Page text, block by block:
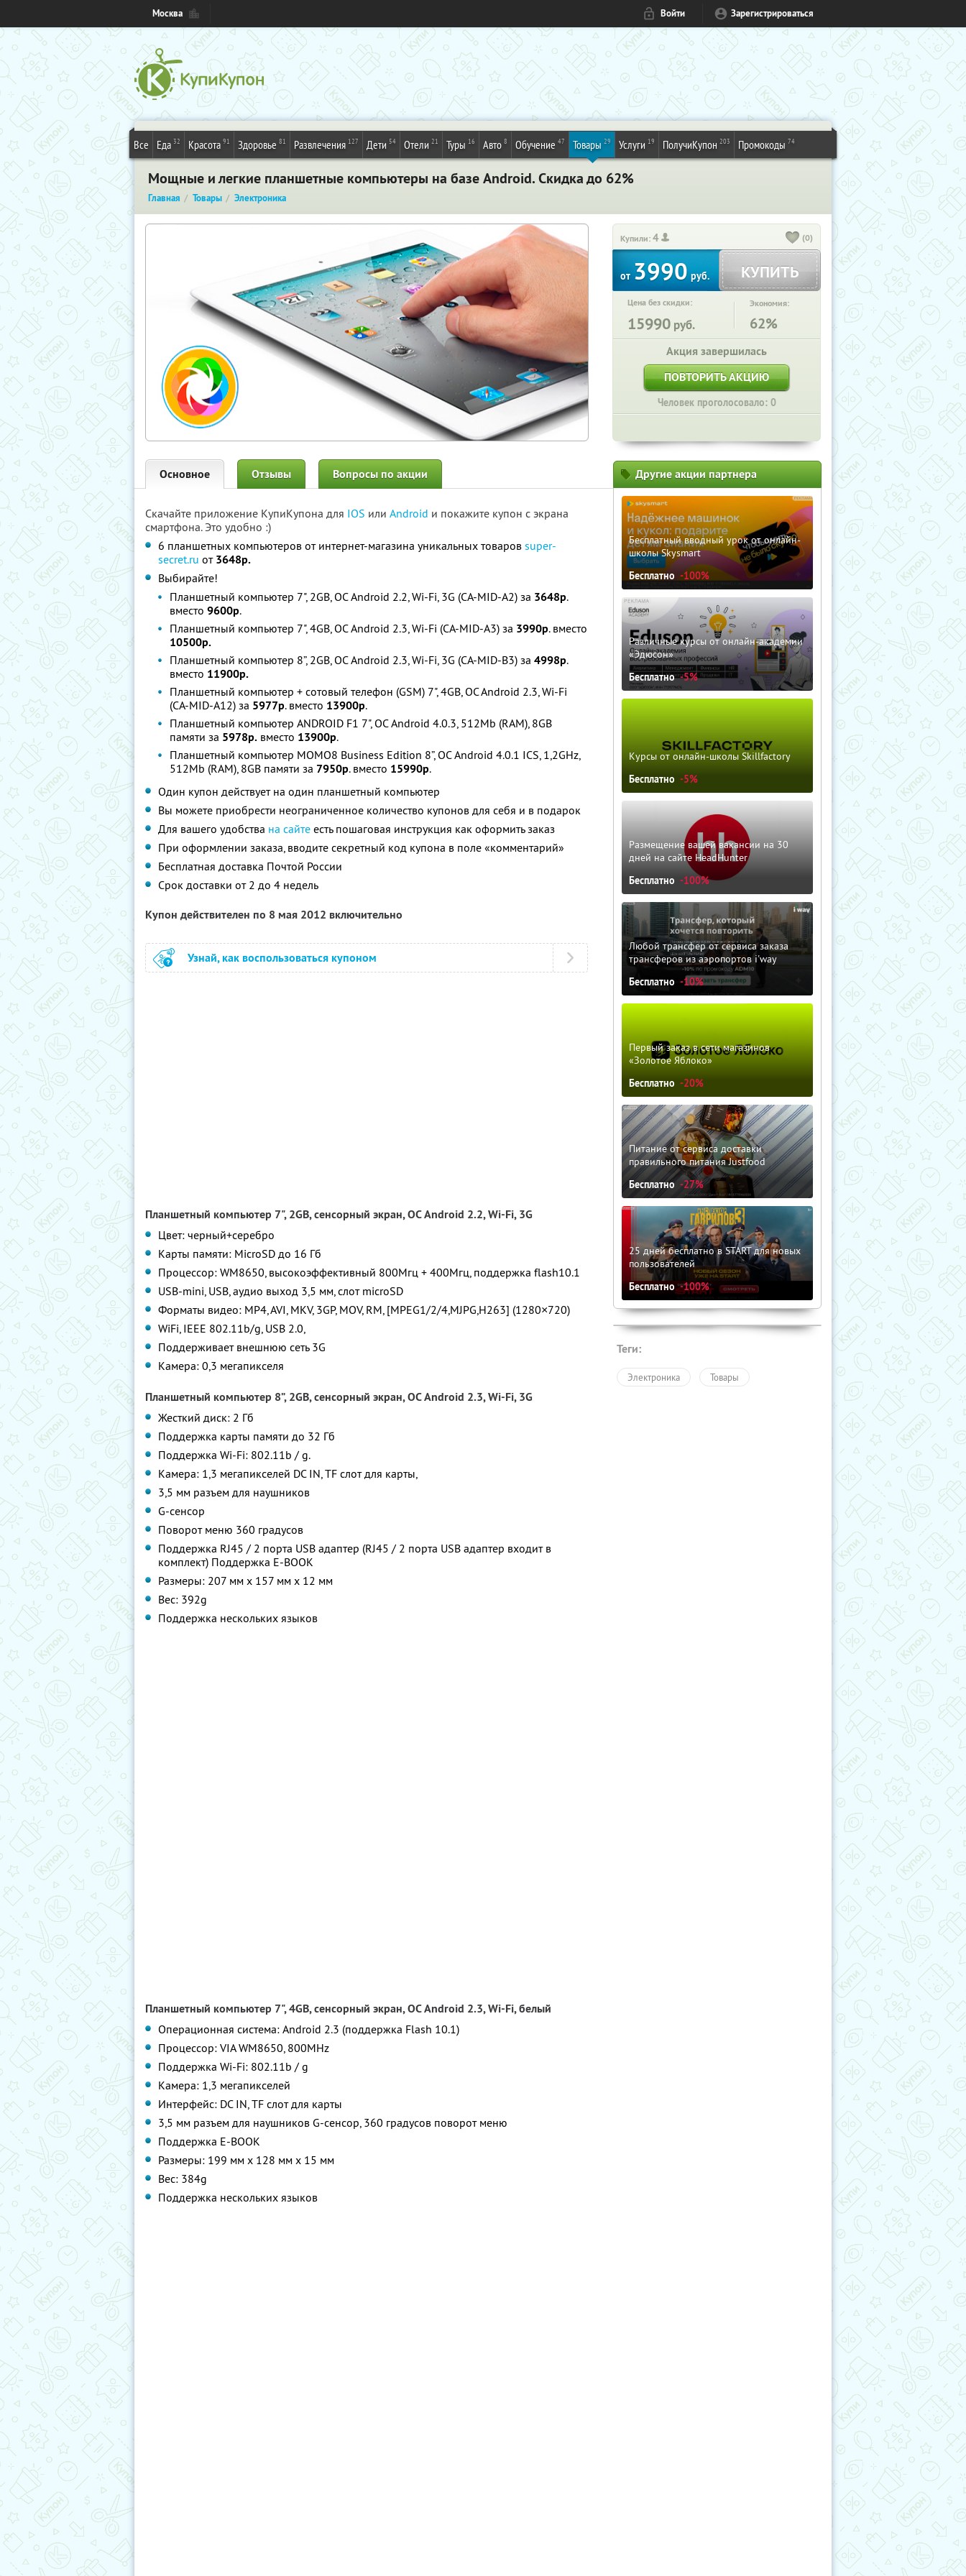
Москва Войти Зарегистрироваться
Все Еда 32 Красота 91 Здоровье 81 Развлечения 127 Дети 54 Отели 21 Туры 16 Авто 8 Обучение 47 Товары 29 Услуги 19 ПолучиКупон 203 Промокоды 74
Мощные и легкие планшетные компьютеры на базе Android. Скидка до 62%
Главная Товары Электроника
Купили:4 (0)
от 3990 руб. КУПИТЬ
Цена без скидки:
15990 руб.
Экономия:
62%
Акция завершилась
ПОВТОРИТЬ АКЦИЮ
Человек проголосовало: 0
Основное Отзывы Вопросы по акции
Скачайте приложение КупиКупона для IOS или Android и покажите купон с экрана
смартфона. Это удобно :)
6 планшетных компьютеров от интернет-магазина уникальных товаров super-
secret.ru от 3648р.
Выбирайте!
Планшетный компьютер 7", 2GB, ОС Android 2.2, Wi-Fi, 3G (CA-MID-A2) за 3648р.
вместо 9600р.
Планшетный компьютер 7", 4GB, ОС Android 2.3, Wi-Fi (CA-MID-A3) за 3990р. вместо
10500р.
Планшетный компьютер 8”, 2GB, ОС Android 2.3, Wi-Fi, 3G (CA-MID-B3) за 4998р.
вместо 11900р.
Планшетный компьютер + сотовый телефон (GSM) 7", 4GB, OC Android 2.3, Wi-Fi
(CA-MID-A12) за 5977р. вместо 13900р.
Планшетный компьютер ANDROID F1 7", ОС Android 4.0.3, 512Mb (RAM), 8GB
памяти за 5978р. вместо 13900р.
Планшетный компьютер MOMO8 Business Edition 8”, ОС Android 4.0.1 ICS, 1,2GHz,
512Mb (RAM), 8GB памяти за 7950р. вместо 15990р.
Один купон действует на один планшетный компьютер
Вы можете приобрести неограниченное количество купонов для себя и в подарок
Для вашего удобства на сайте есть пошаговая инструкция как оформить заказ
При оформлении заказа, вводите секретный код купона в поле «комментарий»
Бесплатная доставка Почтой России
Срок доставки от 2 до 4 недель
Купон действителен по 8 мая 2012 включительно
Узнай, как воспользоваться купоном
Планшетный компьютер 7", 2GB, сенсорный экран, ОС Android 2.2, Wi-Fi, 3G
Цвет: черный+серебро
Карты памяти: MicroSD до 16 Гб
Процессор: WM8650, высокоэффективный 800Мгц + 400Мгц, поддержка flash10.1
USB-mini, USB, аудио выход 3,5 мм, слот microSD
Форматы видео: MP4, AVI, MKV, 3GP, MOV, RM, [MPEG1/2/4,MJPG,H263] (1280×720)
WiFi, IEEE 802.11b/g, USB 2.0,
Поддерживает внешнюю сеть 3G
Камера: 0,3 мегапикселя
Планшетный компьютер 8”, 2GB, сенсорный экран, ОС Android 2.3, Wi-Fi, 3G
Жесткий диск: 2 Гб
Поддержка карты памяти до 32 Гб
Поддержка Wi-Fi: 802.11b / g.
Камера: 1,3 мегапикселей DC IN, TF слот для карты,
3,5 мм разъем для наушников
G-сенсор
Поворот меню 360 градусов
Поддержка RJ45 / 2 порта USB адаптер (RJ45 / 2 порта USB адаптер входит в
комплект) Поддержка E-BOOK
Размеры: 207 мм х 157 мм х 12 мм
Вес: 392g
Поддержка нескольких языков
Планшетный компьютер 7", 4GB, сенсорный экран, ОС Android 2.3, Wi-Fi, белый
Операционная система: Android 2.3 (поддержка Flash 10.1)
Процессор: VIA WM8650, 800MHz
Поддержка Wi-Fi: 802.11b / g
Камера: 1,3 мегапикселей
Интерфейс: DC IN, TF слот для карты
3,5 мм разъем для наушников G-сенсор, 360 градусов поворот меню
Поддержка E-BOOK
Размеры: 199 мм х 128 мм х 15 мм
Вес: 384g
Поддержка нескольких языков
Другие акции партнера
Бесплатный вводный урок от онлайн-
школы Skysmart
Бесплатно -100%
Различные курсы от онлайн-академии
«Эдюсон»
Бесплатно -5%
Курсы от онлайн-школы Skillfactory
Бесплатно -5%
Размещение вашей вакансии на 30
дней на сайте HeadHunter
Бесплатно -100%
Любой трансфер от сервиса заказа
трансферов из аэропортов i'way
Бесплатно -10%
Первый заказ в сети магазинов
«Золотое Яблоко»
Бесплатно -20%
Питание от сервиса доставки
правильного питания Justfood
Бесплатно -27%
25 дней бесплатно в START для новых
пользователей
Бесплатно -100%
Теги:
Электроника Товары